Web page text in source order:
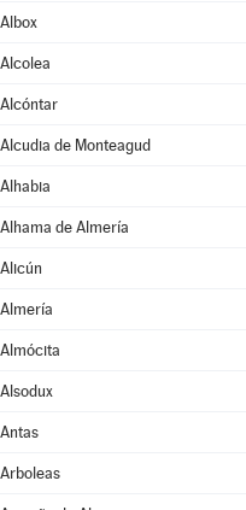
Albox
Alcolea
Alcóntar
Alcudia de Monteagud
Alhabia
Alhama de Almería
Alicún
Almería
Almócita
Alsodux
Antas
Arboleas